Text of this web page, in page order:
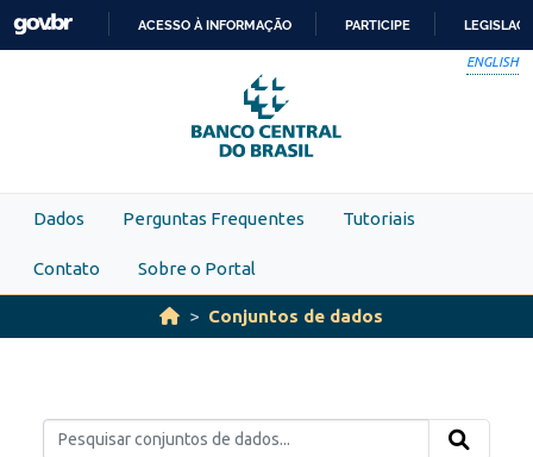
Skip to main content
PARA
O
CONTEÚDO
ACESSO À INFORMAÇÃO PARTICIPE
ENGLISH
Dados Perguntas Frequentes Tutoriais
Contato Sobre o Portal
Conjuntos de dados